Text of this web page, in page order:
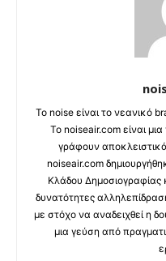
Το noise είναι το νεανικό
Το noiseair.com είναι
γράφουν
noiseair.com
Κλάδου Δημοσιογραφίας
δυνατότητες
με στόχο να αναδειχθεί η
μια γεύση από